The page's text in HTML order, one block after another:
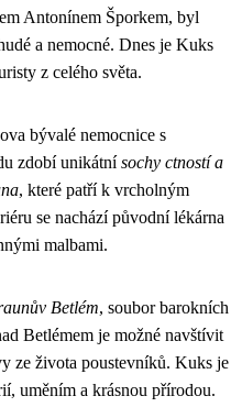
Antonínem Šporkem, byl
a nemocné. Dnes je Kuks
z celého světa.
bývalé nemocnice s
zdobí unikátnísochy ctností a
, které patří k vrcholným
se nachází původní lékárna
malbami.
Betlém, soubor barokních
Betlémem je možné navštívit
ze života poustevníků. Kuks je
uměním a krásnou přírodou.